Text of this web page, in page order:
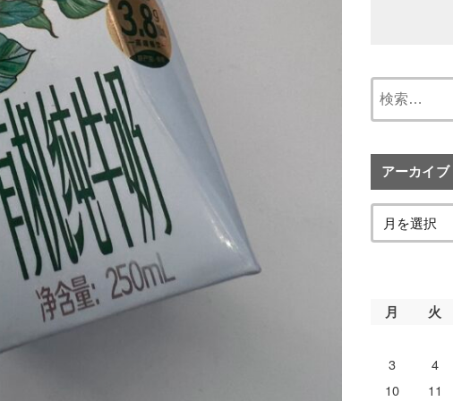
アーカイブ
月 火
3
4
10
11